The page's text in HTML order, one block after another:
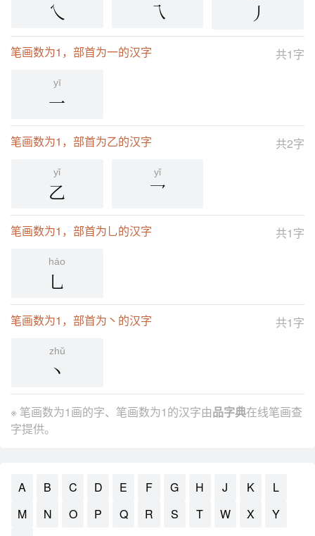
乀 乁 丿
共1字
笔画数为1，部首为一的汉字
yī
一
共2字
笔画数为1，部首为乙的汉字
yǐ
乙
yǐ
乛
共1字
笔画数为1，部首为乚的汉字
háo
乚
共1字
笔画数为1，部首为丶的汉字
zhǔ
丶
※ 笔画数为1画的字、笔画数为1的汉字由品字典在线笔画查
字提供。
A B C D E F G H J K
L
M
N O P Q R S T W X
Y